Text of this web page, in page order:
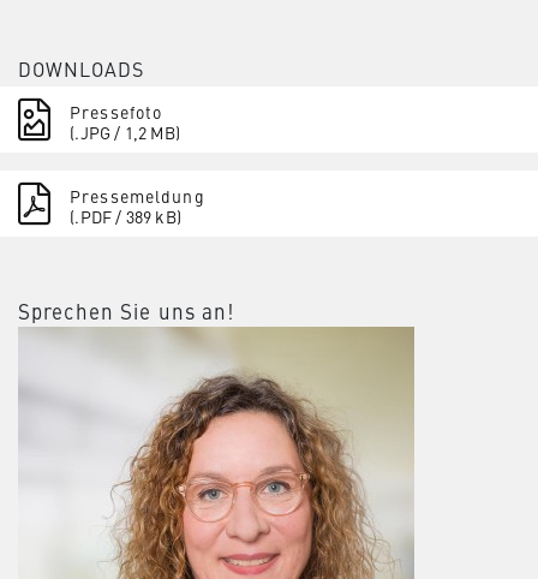
DOWNLOADS
Pressefoto
(.JPG / 1,2 MB)
Pressemeldung
(.PDF / 389 kB)
Sprechen Sie uns an!